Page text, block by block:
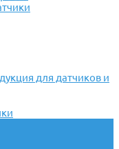
для датчиков и